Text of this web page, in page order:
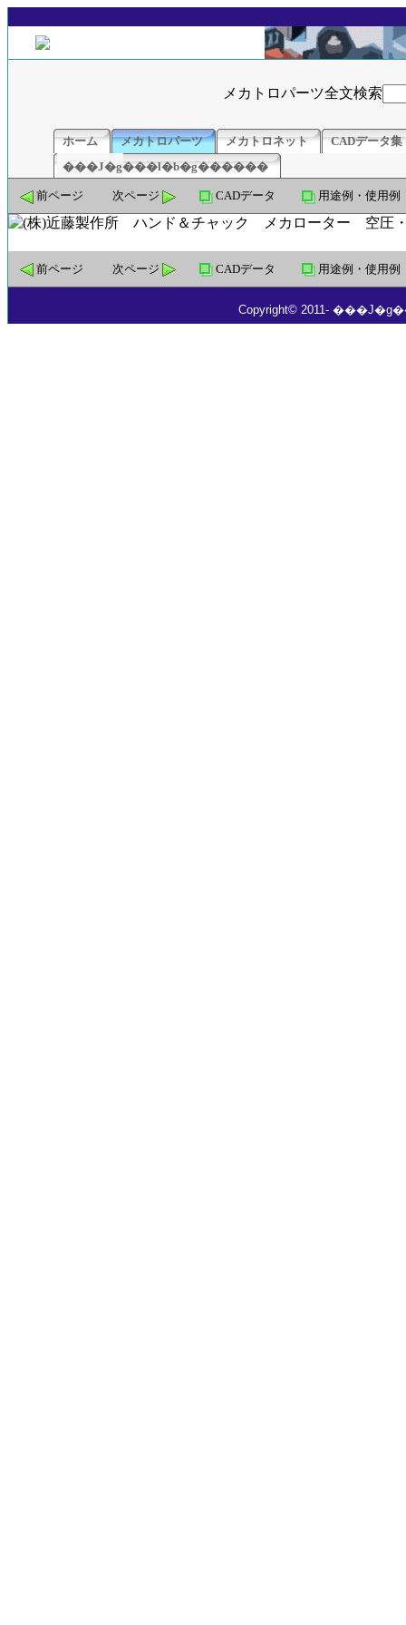
メカトロパーツ全文検索
ホーム メカトロパーツ メカトロネット
CADデータ集
���J�g���l�b�g������
前ページ 次ページ CADデータ 用途例・使用例
前ページ 次ページ CADデータ 用途例・使用例
Copyright© 2011-